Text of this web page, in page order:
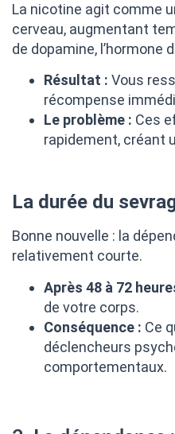
La nicotine agit comme
cerveau, augmentant
de dopamine, l’hormone
Résultat : Vous
récompense
Le problème : Ces
rapidement, créant
La durée du
Bonne nouvelle : la
relativement courte.
Après 48 à 72
de votre corps.
Conséquence : Ce
déclencheurs
comportementaux.